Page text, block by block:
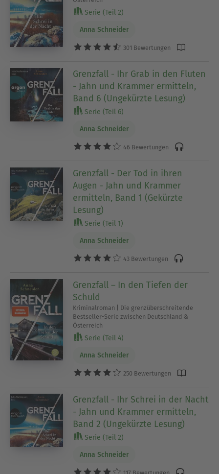
Serie (Teil 2)
Anna Schneider
301 Bewertungen
Grenzfall - Ihr Grab in den Fluten
- Jahn und Krammer ermitteln,
Band 6 (Ungekürzte Lesung)
Serie (Teil 6)
Anna Schneider
46 Bewertungen
Grenzfall - Der Tod in ihren
Augen - Jahn und Krammer
ermitteln, Band 1 (Gekürzte
Lesung)
Serie (Teil 1)
Anna Schneider
43 Bewertungen
Grenzfall – In den Tiefen der
Schuld
Kriminalroman | Die grenzüberschreitende
Bestseller-Serie zwischen Deutschland &
Österreich
Serie (Teil 4)
Anna Schneider
250 Bewertungen
Grenzfall - Ihr Schrei in der Nacht
- Jahn und Krammer ermitteln,
Band 2 (Ungekürzte Lesung)
Serie (Teil 2)
Anna Schneider
117 Bewertungen